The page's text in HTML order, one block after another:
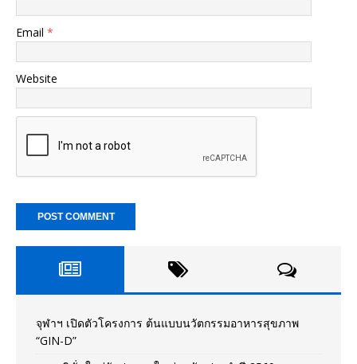
Email *
Website
จุฬาฯ เปิดตัวโครงการ ต้นแบบนวัตกรรมอาหารสุขภาพ
“GIN-D”